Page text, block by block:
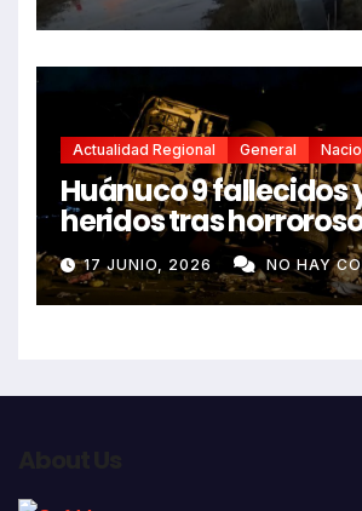
Actualidad Regional General
Huánuco 9 fallecidos
heridos tras
despiste de bus Real
que impactó contra
17 JUNIO, 2026 NO HAY